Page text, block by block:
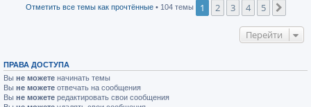
Отметить все темы как прочтённые• 104 темы 1 2 3 4 5
Перейти
ПРАВА ДОСТУПА
Вы не можете начинать темы
Вы не можете отвечать на сообщения
Вы не можете редактировать свои сообщения